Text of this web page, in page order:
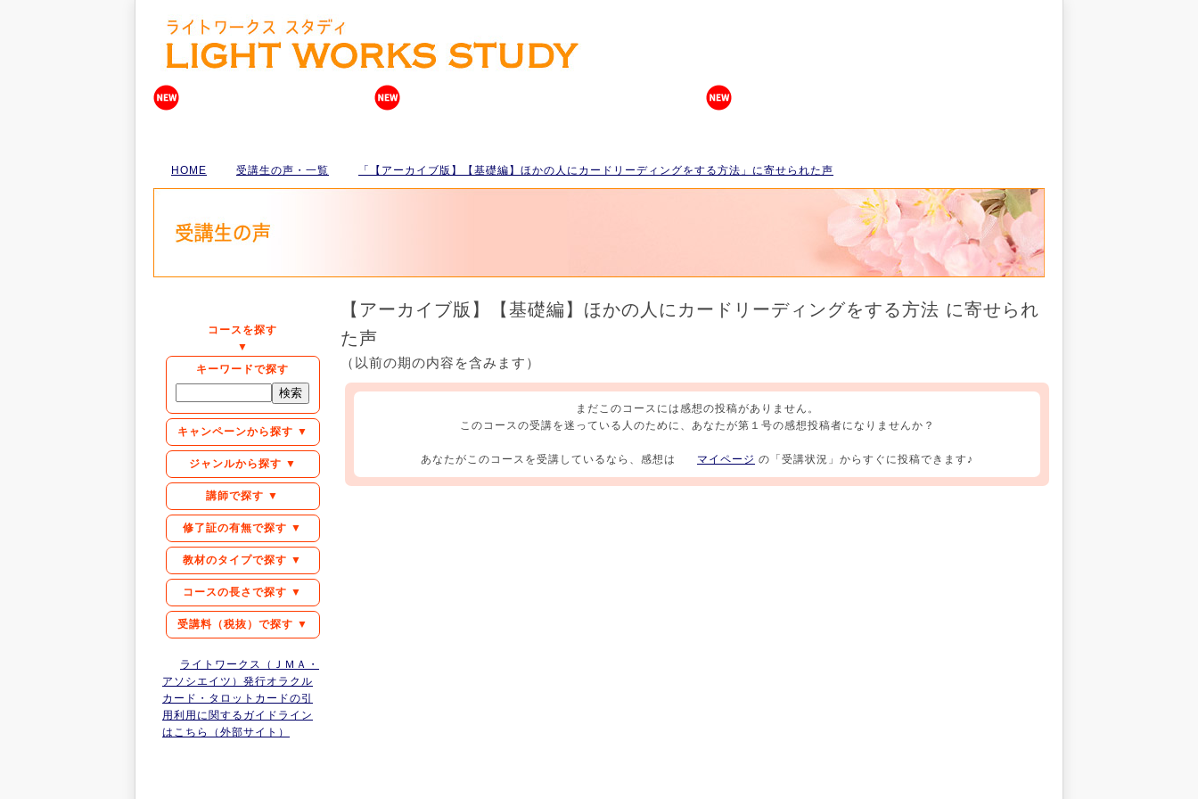
HOME 受講生の声・一覧 「【アーカイブ版】【基礎編】ほかの人にカードリーディングをする方法」に寄せられた声
コースを探す
▼
キーワードで探す
キャンペーンから探す ▼
ジャンルから探す ▼
講師で探す ▼
修了証の有無で探す ▼
教材のタイプで探す ▼
コースの長さで探す ▼
受講料（税抜）で探す ▼
ライトワークス（ＪＭＡ・
アソシエイツ）発行オラクル
カード・タロットカードの引
用利用に関するガイドライン
はこちら（外部サイト）
【アーカイブ版】【基礎編】ほかの人にカードリーディングをする方法 に寄せられ
た声
（以前の期の内容を含みます）
まだこのコースには感想の投稿がありません。
このコースの受講を迷っている人のために、あなたが第１号の感想投稿者になりませんか？
あなたがこのコースを受講しているなら、感想は マイページ の「受講状況」からすぐに投稿できます♪